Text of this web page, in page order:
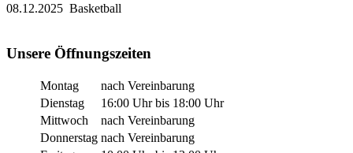
08.12.2025 Basketball
Unsere Öffnungszeiten
Montag
nach Vereinbarung
Dienstag
16:00 Uhr bis 18:00 Uhr
Mittwoch
nach Vereinbarung
Donnerstag nach Vereinbarung